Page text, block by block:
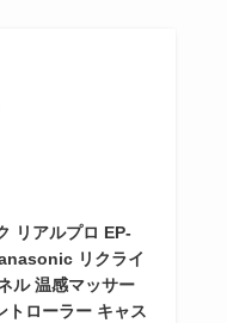
リアルプロ EP-
リクライ
ル 温感マッサー
トローラー キャス